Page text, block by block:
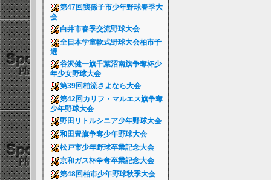
第47回我孫子市少年野球春季大
会
白井市春季交流野球大会
全日本学童軟式野球大会柏市予
選
谷沢健一旗千葉沼南旗争奪杯少
年少女野球大会
第39回柏流さよなら大会
第42回カリフ・マルエス旗争奪
少年野球大会
野田リトルシニア少年野球大会
和田豊旗争奪少年野球大会
松戸市少年野球卒業記念大会
京和ガス杯争奪卒業記念大会
第48回柏市少年野球秋季大会